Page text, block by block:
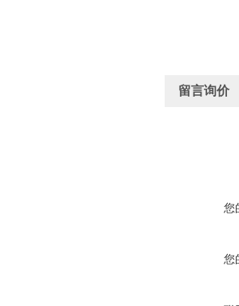
留言询价
您
您